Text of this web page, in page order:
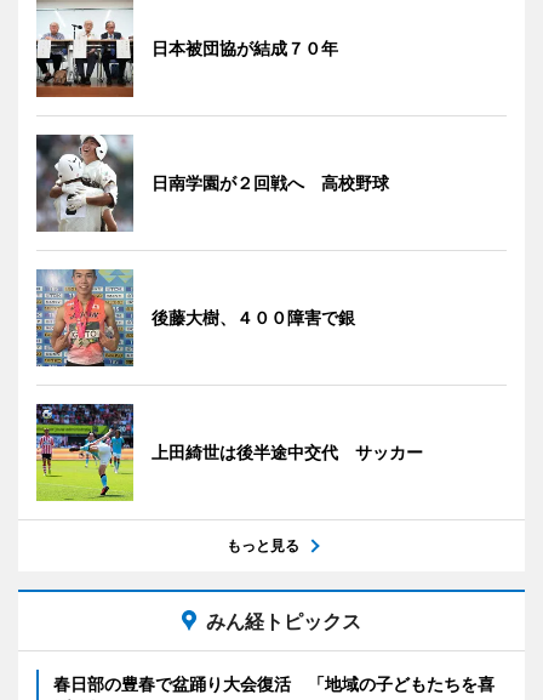
日本被団協が結成７０年
日南学園が２回戦へ 高校野球
後藤大樹、４００障害で銀
上田綺世は後半途中交代 サッカー
もっと見る
みん経トピックス
春日部の豊春で盆踊り大会復活 「地域の子どもたちを喜